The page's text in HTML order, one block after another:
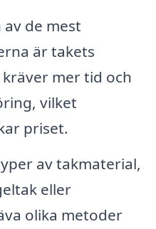
av de mest
är takets
mer tid och
vilket
priset.
av takmaterial,
eller
olika metoder